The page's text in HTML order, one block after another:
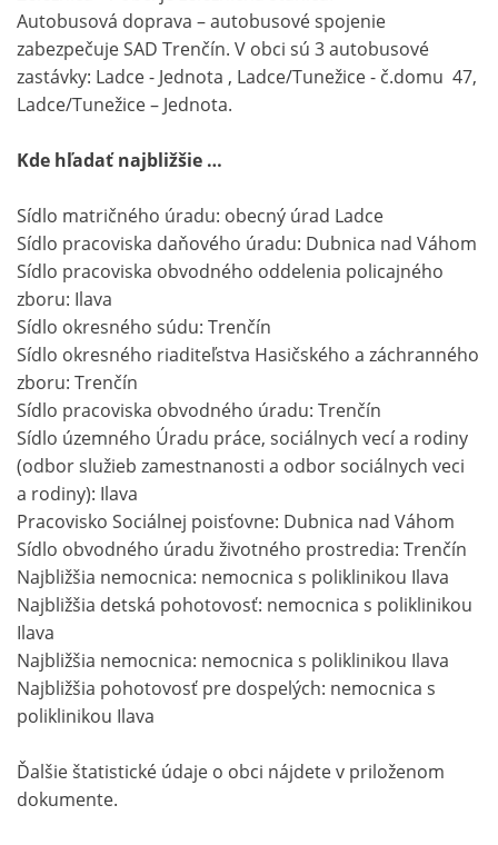
Autobusová doprava – autobusové spojenie
zabezpečuje SAD Trenčín. V obci sú 3 autobusové
zastávky: Ladce - Jednota , Ladce/Tunežice - č.domu 47,
Ladce/Tunežice – Jednota.
Kde hľadať najbližšie …
Sídlo matričného úradu: obecný úrad Ladce
Sídlo pracoviska daňového úradu: Dubnica nad Váhom
Sídlo pracoviska obvodného oddelenia policajného
zboru: Ilava
Sídlo okresného súdu: Trenčín
Sídlo okresného riaditeľstva Hasičského a záchranného
zboru: Trenčín
Sídlo pracoviska obvodného úradu: Trenčín
Sídlo územného Úradu práce, sociálnych vecí a rodiny
(odbor služieb zamestnanosti a odbor sociálnych veci
a rodiny): Ilava
Pracovisko Sociálnej poisťovne: Dubnica nad Váhom
Sídlo obvodného úradu životného prostredia: Trenčín
Najbližšia nemocnica: nemocnica s poliklinikou Ilava
Najbližšia detská pohotovosť: nemocnica s poliklinikou
Ilava
Najbližšia nemocnica: nemocnica s poliklinikou Ilava
Najbližšia pohotovosť pre dospelých: nemocnica s
poliklinikou Ilava
Ďalšie štatistické údaje o obci nájdete v priloženom
dokumente.